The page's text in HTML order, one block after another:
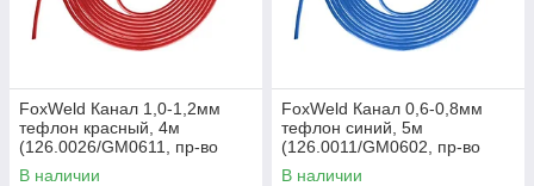
FoxWeld Канал 1,0-1,2мм
тефлон красный, 4м
(126.0026/GM0611, пр-во
FoxWeld/КНР)
В наличии
FoxWeld Канал 0,6-0,8мм
тефлон синий, 5м
(126.0011/GM0602, пр-во
FoxWeld/КНР)
В наличии